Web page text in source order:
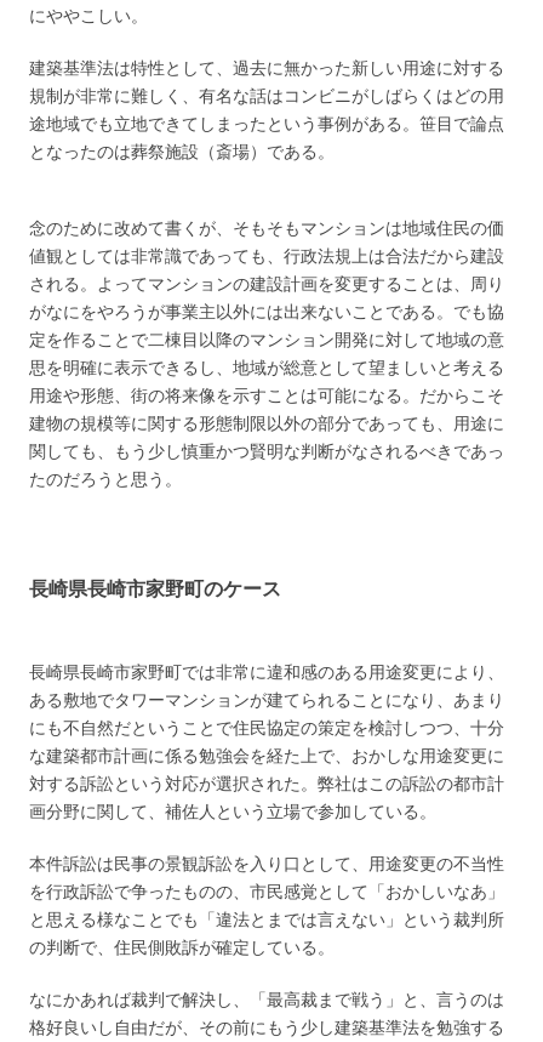
にややこしい。
建築基準法は特性として、過去に無かった新しい用途に対する
規制が非常に難しく、有名な話はコンビニがしばらくはどの用
途地域でも立地できてしまったという事例がある。笹目で論点
となったのは葬祭施設（斎場）である。
念のために改めて書くが、そもそもマンションは地域住民の価
値観としては非常識であっても、行政法規上は合法だから建設
される。よってマンションの建設計画を変更することは、周り
がなにをやろうが事業主以外には出来ないことである。でも協
定を作ることで二棟目以降のマンション開発に対して地域の意
思を明確に表示できるし、地域が総意として望ましいと考える
用途や形態、街の将来像を示すことは可能になる。だからこそ
建物の規模等に関する形態制限以外の部分であっても、用途に
関しても、もう少し慎重かつ賢明な判断がなされるべきであっ
たのだろうと思う。
長崎県長崎市家野町のケース
長崎県長崎市家野町では非常に違和感のある用途変更により、
ある敷地でタワーマンションが建てられることになり、あまり
にも不自然だということで住民協定の策定を検討しつつ、十分
な建築都市計画に係る勉強会を経た上で、おかしな用途変更に
対する訴訟という対応が選択された。弊社はこの訴訟の都市計
画分野に関して、補佐人という立場で参加している。
本件訴訟は民事の景観訴訟を入り口として、用途変更の不当性
を行政訴訟で争ったものの、市民感覚として「おかしいなあ」
と思える様なことでも「違法とまでは言えない」という裁判所
の判断で、住民側敗訴が確定している。
なにかあれば裁判で解決し、「最高裁まで戦う」と、言うのは
格好良いし自由だが、その前にもう少し建築基準法を勉強する